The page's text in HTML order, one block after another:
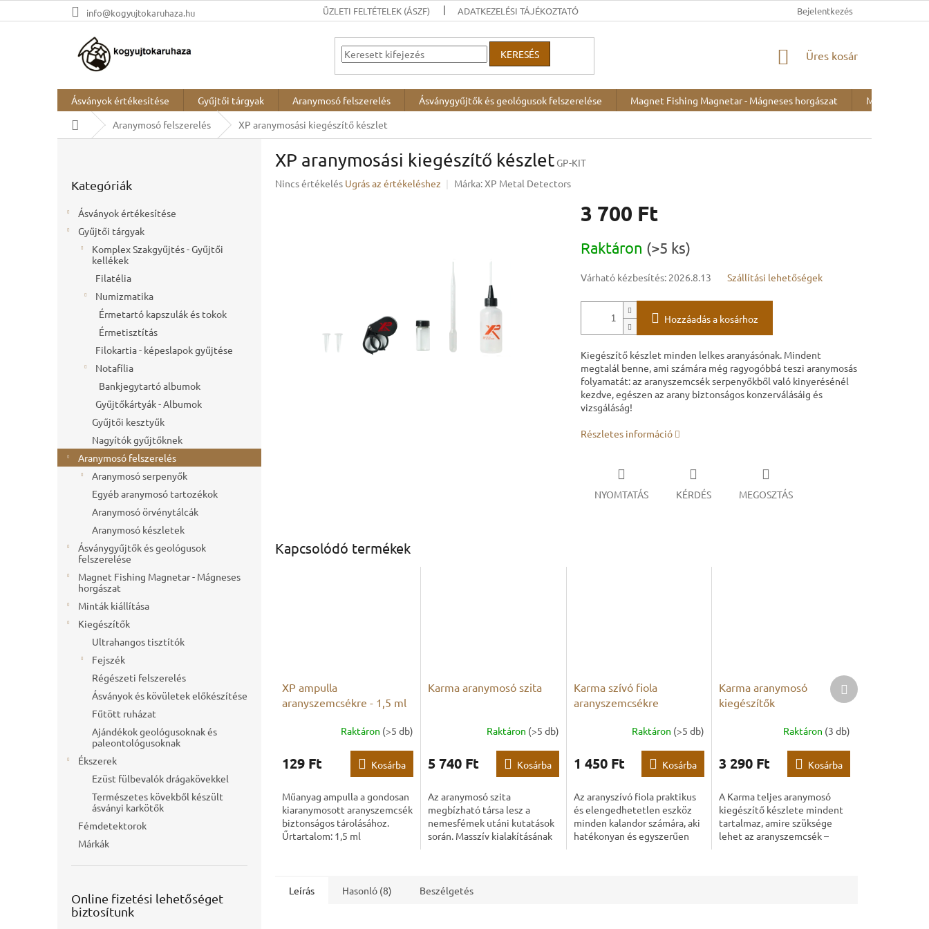
a
info@kogyujtokaruhaza.hu ÜZLETI FELTÉTELEK (ÁSZF) ADATKEZELÉSI TÁJÉKOZTATÓ Bejelentkezés
KERESÉS KOSÁR
Üres kosár
Ásványok értékesítése Gyűjtői tárgyak Aranymosó felszerelés Ásványgyűjtők és geológusok felszerelése Magnet Fishing Magnetar - Mágneses horgászat
Minták
KezdőlapAranymosó felszerelés XP aranymosási kiegészítő készlet
átugrása
Kategóriák
Ásványok értékesítése
Gyűjtői tárgyak
Komplex Szakgyűjtés - Gyűjtői
kellékek
Filatélia
Numizmatika
Érmetartó kapszulák és tokok
Érmetisztítás
Filokartia - képeslapok gyűjtése
Notafília
Bankjegytartó albumok
Gyűjtőkártyák - Albumok
Gyűjtői kesztyűk
Nagyítók gyűjtőknek
Aranymosó felszerelés
Aranymosó serpenyők
Egyéb aranymosó tartozékok
Aranymosó örvénytálcák
Aranymosó készletek
Ásványgyűjtők és geológusok
felszerelése
Magnet Fishing Magnetar - Mágneses
horgászat
Minták kiállítása
Kiegészítők
Ultrahangos tisztítók
Fejszék
Régészeti felszerelés
Ásványok és kövületek előkészítése
Fűtött ruházat
Ajándékok geológusoknak és
paleontológusoknak
Ékszerek
Ezüst fülbevalók drágakövekkel
Természetes kövekből készült
ásványi karkötők
Fémdetektorok
Márkák
Online fizetési lehetőséget
biztosítunk
XP aranymosási kiegészítő készlet GP-KIT
A
Nincs értékelés Ugrás az értékeléshez Márka:XP Metal Detectors
3 700 Ft
Raktáron (>5 ks)
Várható kézbesítés: 2026.8.13 Szállítási lehetőségek
Hozzáadás a kosárhoz
Kiegészítő készlet minden lelkes aranyásónak. Mindent
megtalál benne, ami számára még ragyogóbbá teszi aranymosás
folyamatát: az aranyszemcsék serpenyőkből való kinyerésénél
kezdve, egészen az arany biztonságos konzerválásáig és
vizsgáláság!
Részletes információ
NYOMTATÁS KÉRDÉS MEGOSZTÁS
Kapcsolódó termékek
XP ampulla
aranyszemcsékre - 1,5 ml
Raktáron (>5 db)
129 Ft Kosárba
Műanyag ampulla a gondosan
kiaranymosott aranyszemcsék
biztonságos tárolásához.
Űrtartalom: 1,5 ml
Karma aranymosó szita
Raktáron (>5 db)
5 740 Ft Kosárba
Az aranymosó szita
megbízható társa lesz a
nemesfémek utáni kutatások
során. Masszív kialakításának
munkát...
Karma szívó fiola
aranyszemcsékre
Raktáron (>5 db)
1 450 Ft Kosárba
Az aranyszívó fiola praktikus
és elengedhetetlen eszköz
minden kalandor számára, aki
hatékonyan és egyszerűen
Karma aranymosó
kiegészítők
Raktáron (3 db)
3 290 Ft Kosárba
A Karma teljes aranymosó
kiegészítő készlete mindent
tartalmaz, amire szüksége
lehet az aranyszemcsék –
Következő
termék
Leírás Hasonló (8) Beszélgetés